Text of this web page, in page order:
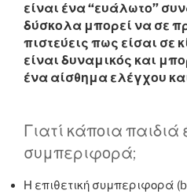
είναι ένα “ευάλωτο”
δύσκολα μπορεί να σε
πιστεύεις πως είσαι σε
είναι δυναμικός και
ένα αίσθημα ελέγχου
Γιατί κάποια παιδιά
συμπεριφορά;
Η επιθετική συμπεριφορά